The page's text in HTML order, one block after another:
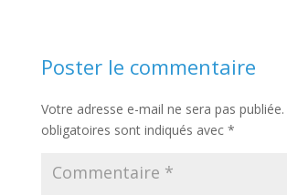
Poster le commentaire
Votre adresse e-mail ne sera pas publiée.
obligatoires sont indiqués avec *